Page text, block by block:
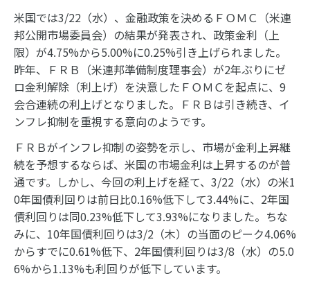
米国では3/22（水）、金融政策を決めるＦＯＭＣ（米連
邦公開市場委員会）の結果が発表され、政策金利（上
限）が4.75%から5.00%に0.25%引き上げられました。
昨年、ＦＲＢ（米連邦準備制度理事会）が2年ぶりにゼ
ロ金利解除（利上げ）を決意したＦＯＭＣを起点に、9
会合連続の利上げとなりました。ＦＲＢは引き続き、イ
ンフレ抑制を重視する意向のようです。
ＦＲＢがインフレ抑制の姿勢を示し、市場が金利上昇継
続を予想するならば、米国の市場金利は上昇するのが普
通です。しかし、今回の利上げを経て、3/22（水）の米1
0年国債利回りは前日比0.16%低下して3.44%に、2年国
債利回りは同0.23%低下して3.93%になりました。ちな
みに、10年国債利回りは3/2（木）の当面のピーク4.06%
からすでに0.61%低下、2年国債利回りは3/8（水）の5.0
6%から1.13%も利回りが低下しています。